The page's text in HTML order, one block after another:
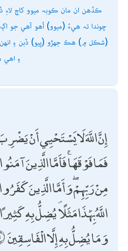
ڪڏھن ان مان ڪوبہ ميوو کاڄ لاءِ
چوندا تہ ھيءُ (ميوو) اُھو آھي جو
(شڪل ۾) ھڪ جھڙو (پيو) ڏبن ۽ انھن
۽ اھي
إِنَّ اللَّهَ لَا يَسْتَحْيِي أَنْ
فَمَا فَوْقَهَا ۚ فَأَمَّا الَّذِينَ
مِنْ رَبِّهِمْ ۖ وَأَمَّا الَّذِينَ
اللَّهُ بِهَٰذَا مَثَلًا ۘ يُضِلُّ بِهِ
وَمَا يُضِلُّ بِهِ إِلَّا الْفَاسِقِينَ